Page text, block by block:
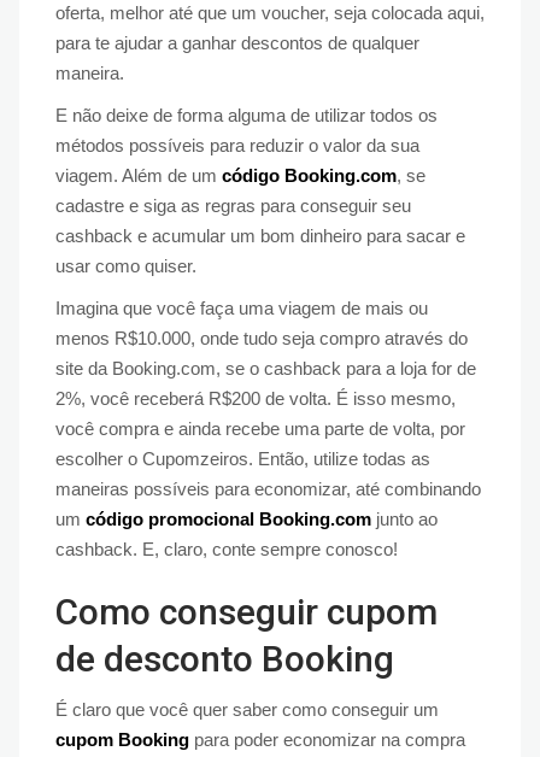
oferta, melhor até que um voucher, seja colocada aqui,
para te ajudar a ganhar descontos de qualquer
maneira.
E não deixe de forma alguma de utilizar todos os
métodos possíveis para reduzir o valor da sua
viagem. Além de um código Booking.com, se
cadastre e siga as regras para conseguir seu
cashback e acumular um bom dinheiro para sacar e
usar como quiser.
Imagina que você faça uma viagem de mais ou
menos R$10.000, onde tudo seja compro através do
site da Booking.com, se o cashback para a loja for de
2%, você receberá R$200 de volta. É isso mesmo,
você compra e ainda recebe uma parte de volta, por
escolher o Cupomzeiros. Então, utilize todas as
maneiras possíveis para economizar, até combinando
um código promocional Booking.com junto ao
cashback. E, claro, conte sempre conosco!
Como conseguir cupom
de desconto Booking
É claro que você quer saber como conseguir um
cupom Booking para poder economizar na compra